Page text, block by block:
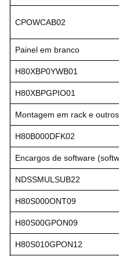
CPOWCAB02
Painel em branco
H80XBP0YWB01
H80XBPGPIO01
Montagem em rack e
H80B000DFK02
Encargos de software
NDSSMULSUB22
H80S000ONT09
H80S00GPON09
H80S010GPON12